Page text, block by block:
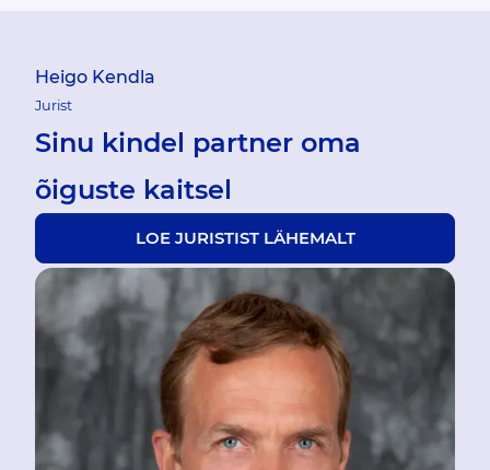
Heigo Kendla
Jurist
Sinu kindel partner oma
õiguste kaitsel
LOE JURISTIST LÄHEMALT